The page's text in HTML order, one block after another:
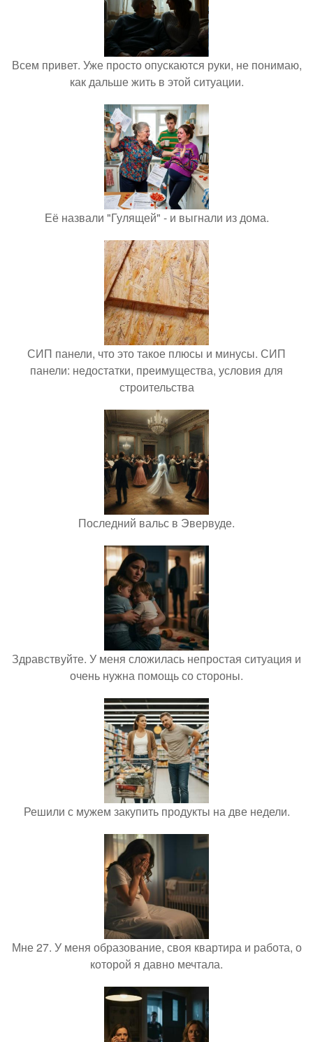
Всем привет. Уже просто опускаются руки, не понимаю,
как дальше жить в этой ситуации.
Её назвали "Гулящей" - и выгнали из дома.
СИП панели, что это такое плюсы и минусы. СИП
панели: недостатки, преимущества, условия для
строительства
Последний вальс в Эвервуде.
Здравствуйте. У меня сложилась непростая ситуация и
очень нужна помощь со стороны.
Решили с мужем закупить продукты на две недели.
Мне 27. У меня образование, своя квартира и работа, о
которой я давно мечтала.